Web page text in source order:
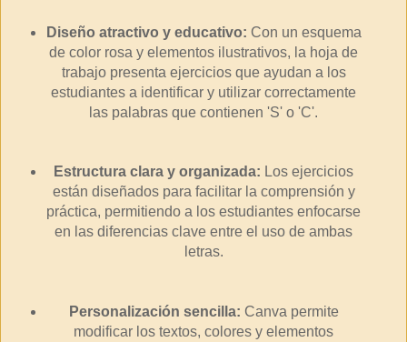
Diseño atractivo y educativo: Con un esquema
de color rosa y elementos ilustrativos, la hoja de
trabajo presenta ejercicios que ayudan a los
estudiantes a identificar y utilizar correctamente
las palabras que contienen 'S' o 'C'.
Estructura clara y organizada: Los ejercicios
están diseñados para facilitar la comprensión y
práctica, permitiendo a los estudiantes enfocarse
en las diferencias clave entre el uso de ambas
letras.
Personalización sencilla: Canva permite
modificar los textos, colores y elementos